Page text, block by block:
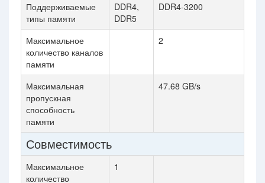
Поддерживаемые
типы памяти
DDR4,
DDR5
DDR4-3200
Максимальное
количество каналов
памяти
2
Максимальная
пропускная
способность
памяти
47.68 GB/s
Совместимость
Максимальное
количество
1